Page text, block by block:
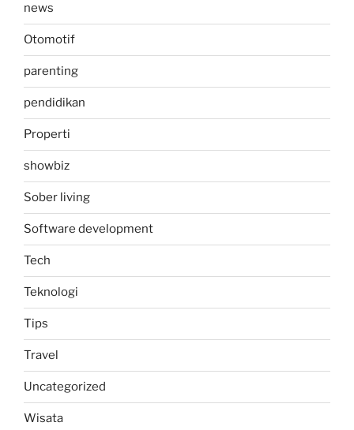
news
Otomotif
parenting
pendidikan
Properti
showbiz
Sober living
Software development
Tech
Teknologi
Tips
Travel
Uncategorized
Wisata